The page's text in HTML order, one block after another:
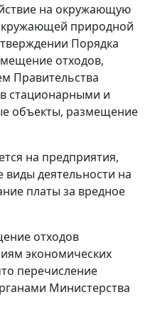
на окружающую
природной
Порядка
отходов,
Правительства
стационарными и
объекты, размещение
на предприятия,
деятельности на
платы за вредное
отходов
экономических
перечисление
Министерства